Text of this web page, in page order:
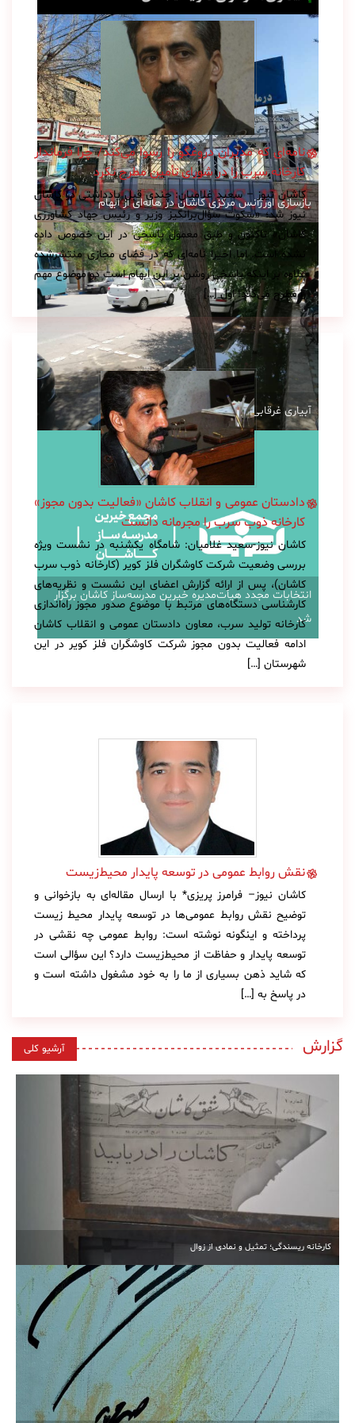
بازسازی اورژانس مرکزی کاشان در هاله‌ای از ابهام
آبیاری غرقابی در کاشان در اوج بحران آب
انتخابات مجدد هیأت‌مدیره خیرین مدرسه‌ساز کاشان برگزار
شد
نامه‌ای که مدیران دروغگو را رسوا می‌کند/ چرا فرماندار
کارخانه سرب را در شورای تأمین مطرح نکرد
کاشان نیوز – سعید غلامیان: چندی قبل یادداشتی در کاشان
نیوز شد؛ «سکوت سؤال‌برانگیز وزیر و رئیس جهاد کشاورزی
کاشان» تاکنون و طبق معمول پاسخی در این خصوص داده
نشده است. اما اخیراً نامه‌ای که در فضای مجازی منتشرشده
علاوه بر اینکه پاسخی روشن بر این ابهام است دو موضوع مهم
را مطرح می‌کند! اول […]
دادستان عمومی و انقلاب کاشان «فعالیت بدون مجوز»
کارخانه ذوب سرب را مجرمانه دانست
کاشان نیوز-سعید غلامیان: شامگاه یکشنبه در نشست ویژه
بررسی وضعیت شرکت کاوشگران فلز کویر (کارخانه ذوب سرب
کاشان)، پس از ارائه گزارش اعضای این نشست و نظریه‌های
کارشناسی دستگاه‌های مرتبط با موضوع صدور مجوز راه‌اندازی
کارخانه تولید سرب، معاون دادستان عمومی و انقلاب کاشان
ادامه فعالیت بدون مجوز شرکت کاوشگران فلز کویر در این
شهرستان […]
نقش روابط عمومی در توسعه پایدار محیط‌زیست
کاشان نیوز– فرامرز پریزی* با ارسال مقاله‌ای به بازخوانی و
توضیح نقش روابط عمومی‌ها در توسعه پایدار محیط زیست
پرداخته و اینگونه نوشته است: روابط عمومی چه نقشی در
توسعه پایدار و حفاظت از محیط‌زیست دارد؟ این سؤالی است
که شاید ذهن بسیاری از ما را به خود مشغول داشته است و
در پاسخ به […]
گزارش آرشیو کلی
کارخانه ریسندگی؛ تمثیل و نمادی از زوال